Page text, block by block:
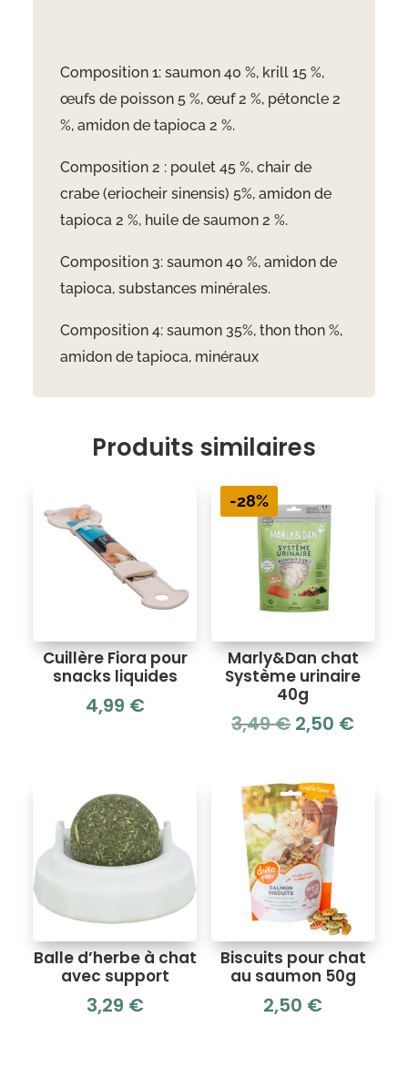
Composition 1: saumon 40 %, krill 15 %,
œufs de poisson 5 %, œuf 2 %, pétoncle 2
%, amidon de tapioca 2 %.
Composition 2 : poulet 45 %, chair de
crabe (eriocheir sinensis) 5%, amidon de
tapioca 2 %, huile de saumon 2 %.
Composition 3: saumon 40 %, amidon de
tapioca, substances minérales.
Composition 4: saumon 35%, thon thon %,
amidon de tapioca, minéraux
Produits similaires
Cuillère Fiora pour
snacks liquides
4,99 €
-28%
Marly&Dan chat
Système urinaire
40g
3,49€ Le
était :
3,49 €.
2,50 €Le
Balle d’herbe à chat
avec support
3,29 €
Biscuits pour chat
au saumon 50g
2,50 €